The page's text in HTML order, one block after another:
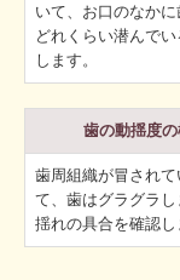
いて、お口のなか
どれくらい潜んで
します。
歯の動揺度
歯周組織が冒され
て、歯はグラグラ
揺れの具合を確認し